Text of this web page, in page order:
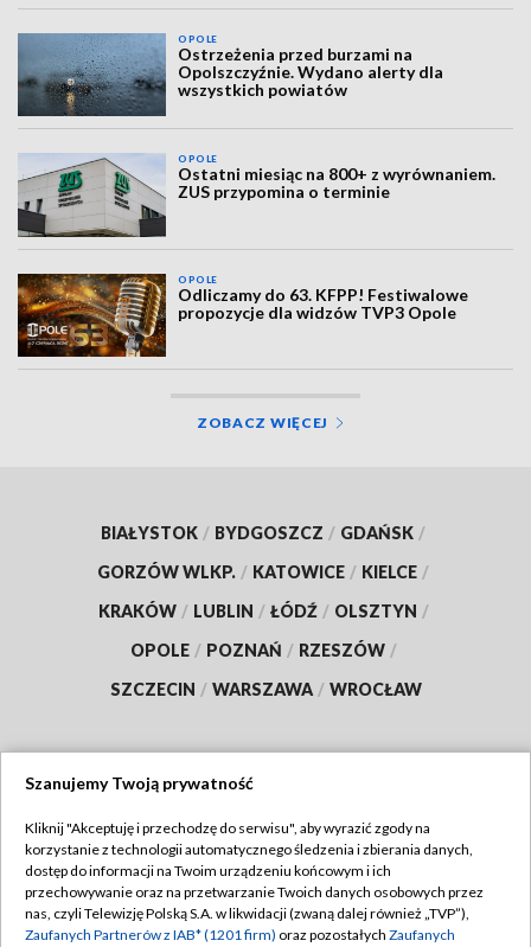
OPOLE
Ostrzeżenia przed burzami na
Opolszczyźnie. Wydano alerty dla
wszystkich powiatów
OPOLE
Ostatni miesiąc na 800+ z wyrównaniem.
ZUS przypomina o terminie
OPOLE
Odliczamy do 63. KFPP! Festiwalowe
propozycje dla widzów TVP3 Opole
ZOBACZ WIĘCEJ
BIAŁYSTOK / BYDGOSZCZ / GDAŃSK /
GORZÓW WLKP. / KATOWICE / KIELCE /
KRAKÓW / LUBLIN / ŁÓDŹ / OLSZTYN /
OPOLE / POZNAŃ / RZESZÓW /
SZCZECIN / WARSZAWA / WROCŁAW
TVP
Abonament TVP
Emisja w TVP
Regulamin TVP
Polityka prywatności
Szanujemy Twoją prywatność
Kliknij "Akceptuję i przechodzę do serwisu", aby wyrazić zgody na
korzystanie z technologii automatycznego śledzenia i zbierania danych,
dostęp do informacji na Twoim urządzeniu końcowym i ich
przechowywanie oraz na przetwarzanie Twoich danych osobowych przez
nas, czyli Telewizję Polską S.A. w likwidacji (zwaną dalej również „TVP”),
Zaufanych Partnerów z IAB* (1201 firm) oraz pozostałych Zaufanych